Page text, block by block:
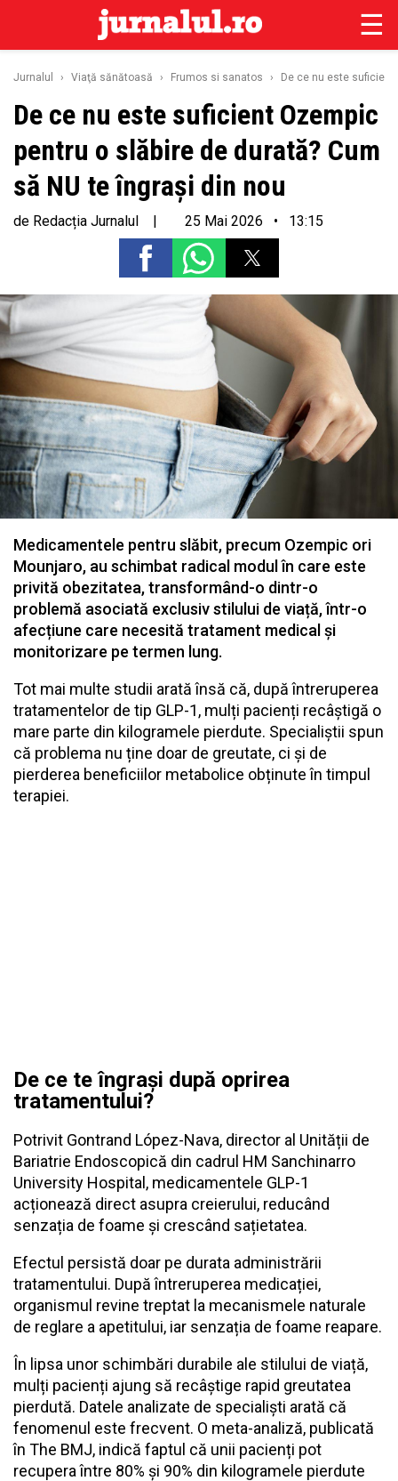
☰
Jurnalul › Viaţă sănătoasă › Frumos si sanatos › De ce nu este suficient
De ce nu este suficient Ozempic
pentru o slăbire de durată? Cum
să NU te îngrași din nou
de Redacția Jurnalul | 25 Mai 2026 • 13:15
Medicamentele pentru slăbit, precum Ozempic ori
Mounjaro, au schimbat radical modul în care este
privită obezitatea, transformând-o dintr-o
problemă asociată exclusiv stilului de viață, într-o
afecțiune care necesită tratament medical și
monitorizare pe termen lung.
Tot mai multe studii arată însă că, după întreruperea
tratamentelor de tip GLP-1, mulți pacienți recâștigă o
mare parte din kilogramele pierdute. Specialiștii spun
că problema nu ține doar de greutate, ci și de
pierderea beneficiilor metabolice obținute în timpul
terapiei.
De ce te îngrași după oprirea
tratamentului?
Potrivit Gontrand López-Nava, director al Unității de
Bariatrie Endoscopică din cadrul HM Sanchinarro
University Hospital, medicamentele GLP-1
acționează direct asupra creierului, reducând
senzația de foame și crescând sațietatea.
Efectul persistă doar pe durata administrării
tratamentului. După întreruperea medicației,
organismul revine treptat la mecanismele naturale
de reglare a apetitului, iar senzația de foame reapare.
În lipsa unor schimbări durabile ale stilului de viață,
mulți pacienți ajung să recâștige rapid greutatea
pierdută. Datele analizate de specialiști arată că
fenomenul este frecvent. O meta-analiză, publicată
în The BMJ, indică faptul că unii pacienți pot
recupera între 80% și 90% din kilogramele pierdute